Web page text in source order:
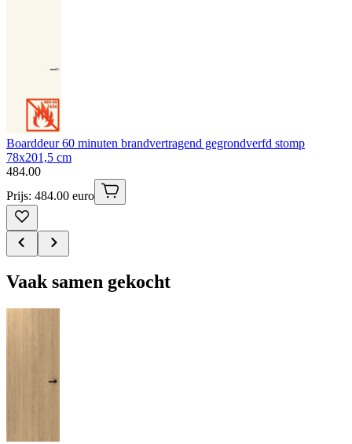
Boarddeur 60 minuten brandvertragend gegrondverfd stomp
78x201,5 cm
484.00
Prijs: 484.00 euro
Vaak samen gekocht